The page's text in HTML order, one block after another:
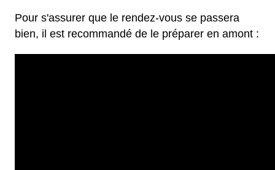
Pour s'assurer que le rendez-vous se passera
bien, il est recommandé de le préparer en amont :